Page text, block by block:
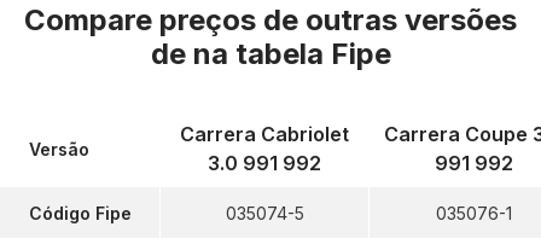
Compare preços de outras versões
de na tabela Fipe
Versão
Código Fipe
Carrera Cabriolet
3.0 991 992
035074-5
Carrera Coupe
991 992
035076-1